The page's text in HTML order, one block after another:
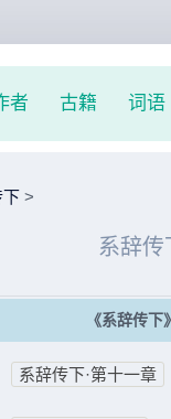
者 古籍 词语
下 >
系辞传
《系辞传下
系辞传下·第十一章